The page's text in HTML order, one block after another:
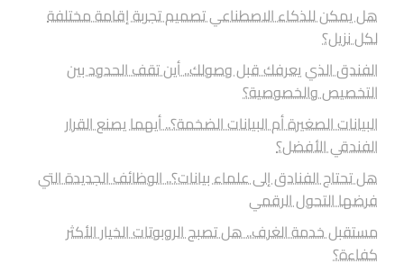
هل يمكن للذكاء الاصطناعي تصميم تجربة إقامة مختلفة
لكل نزيل؟
الفندق الذي يعرفك قبل وصولك.. أين تقف الحدود بين
التخصيص والخصوصية؟
البيانات الصغيرة أم البيانات الضخمة؟.. أيهما يصنع القرار
الفندقي الأفضل؟
هل تحتاج الفنادق إلى علماء بيانات؟.. الوظائف الجديدة التي
فرضها التحول الرقمي
مستقبل خدمة الغرف.. هل تصبح الروبوتات الخيار الأكثر
كفاءة؟